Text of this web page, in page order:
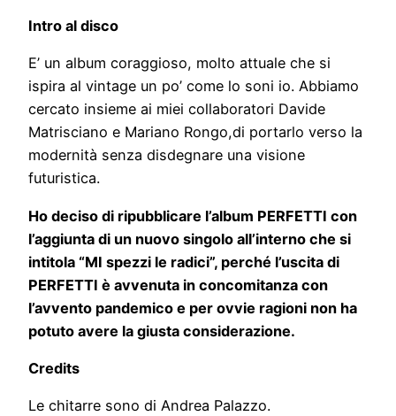
Intro al disco
E’ un album coraggioso, molto attuale che si
ispira al vintage un po’ come lo soni io. Abbiamo
cercato insieme ai miei collaboratori Davide
Matrisciano e Mariano Rongo,di portarlo verso la
modernità senza disdegnare una visione
futuristica.
Ho deciso di ripubblicare l’album PERFETTI con
l’aggiunta di un nuovo singolo all’interno che si
intitola “MI spezzi le radici”, perché l’uscita di
PERFETTI è avvenuta in concomitanza con
l’avvento pandemico e per ovvie ragioni non ha
potuto avere la giusta considerazione.
Credits
Le chitarre sono di Andrea Palazzo.